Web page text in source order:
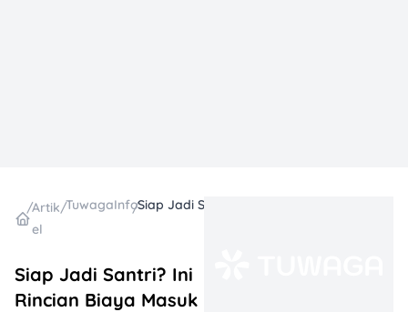
/Artik
el
/TuwagaInfo
/
Siap Jadi Santri? Ini
Rincian Biaya Masuk